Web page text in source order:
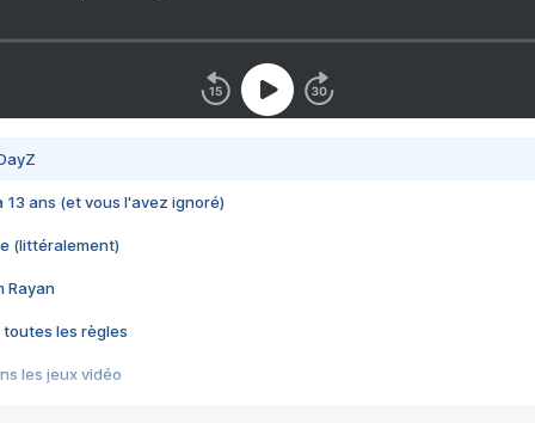
13 ans (et vous l'avez ignoré)
(littéralement)
Rayan
toutes les règles
les jeux vidéo